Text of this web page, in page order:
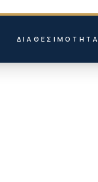
ΔΙΑΘΕΣΙΜΌΤΗΤΑ